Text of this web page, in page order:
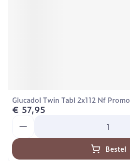
Glucadol Twin Tabl 2x112 Nf Promo
€ 57,95
Bestel